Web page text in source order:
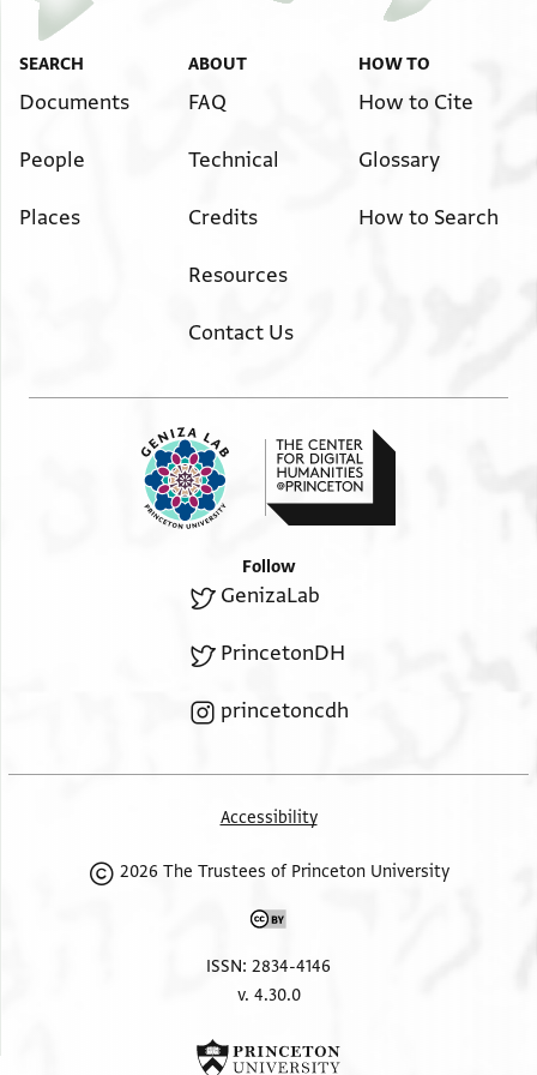
בשמך
תדכרה אלי סיידי אבו אלכרם מרואן אטאל אללה
ותשתרי לי ד בראני מלאח כבאר י צחון
גיאד ותשתרי ל[הם] עלאוה גיידה ות[שת]רי
. . . . .] מרכב באופא כרא ותנפדהם פי
אחתאג אוכד עליך ואן ארדת אלתמן נדפעה
לך מן אלחואיג איש מא אשתהית כץ נפסך
אתם אלסלאם ואן קדרת תשתמע מע ערוס תקול לה
נסים יבלגך אלסלאם יקול לך תנפד תאכד אלשי אלדי
שאכר מודתה נסים בן בנאיא
תדכרה אלא אלשיך אבי אלכרם מרואן
Image Permissions Statement
SEARCH
Documents
People
Places
ABOUT
FAQ
Technical
Credits
Resources
Contact Us
HOW TO
How to Cite
Glossary
How to Search
Follow
GenizaLab
PrincetonDH
princetoncdh
Accessibility
2026 The Trustees of Princeton University
ISSN: 2834-4146
v. 4.30.0